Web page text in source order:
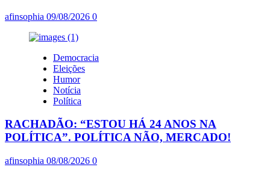
afinsophia 09/08/2026 0
Democracia
Eleições
Humor
Notícia
Política
RACHADÃO: “ESTOU HÁ 24 ANOS NA
POLÍTICA”. POLÍTICA NÃO, MERCADO!
afinsophia 08/08/2026 0